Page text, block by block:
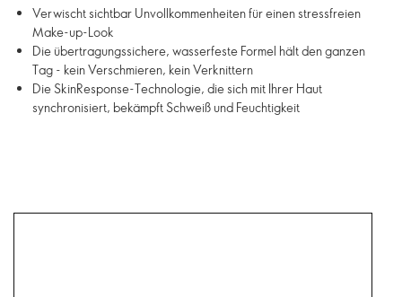
Verwischt sichtbar Unvollkommenheiten für einen stressfreien
Make-up-Look
Die übertragungssichere, wasserfeste Formel hält den ganzen
Tag - kein Verschmieren, kein Verknittern
Die SkinResponse-Technologie, die sich mit Ihrer Haut
synchronisiert, bekämpft Schweiß und Feuchtigkeit